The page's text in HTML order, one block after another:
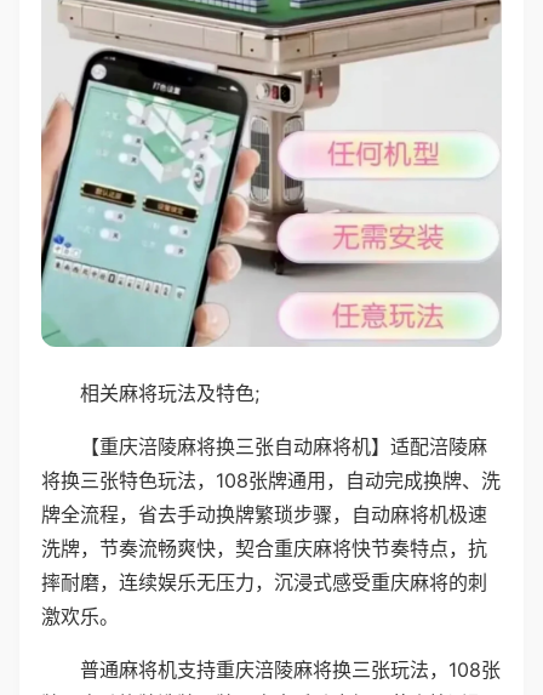
相关麻将玩法及特色;
【重庆涪陵麻将换三张自动麻将机】适配涪陵麻
将换三张特色玩法，108张牌通用，自动完成换牌、洗
牌全流程，省去手动换牌繁琐步骤，自动麻将机极速
洗牌，节奏流畅爽快，契合重庆麻将快节奏特点，抗
摔耐磨，连续娱乐无压力，沉浸式感受重庆麻将的刺
激欢乐。
普通麻将机支持重庆涪陵麻将换三张玩法，108张